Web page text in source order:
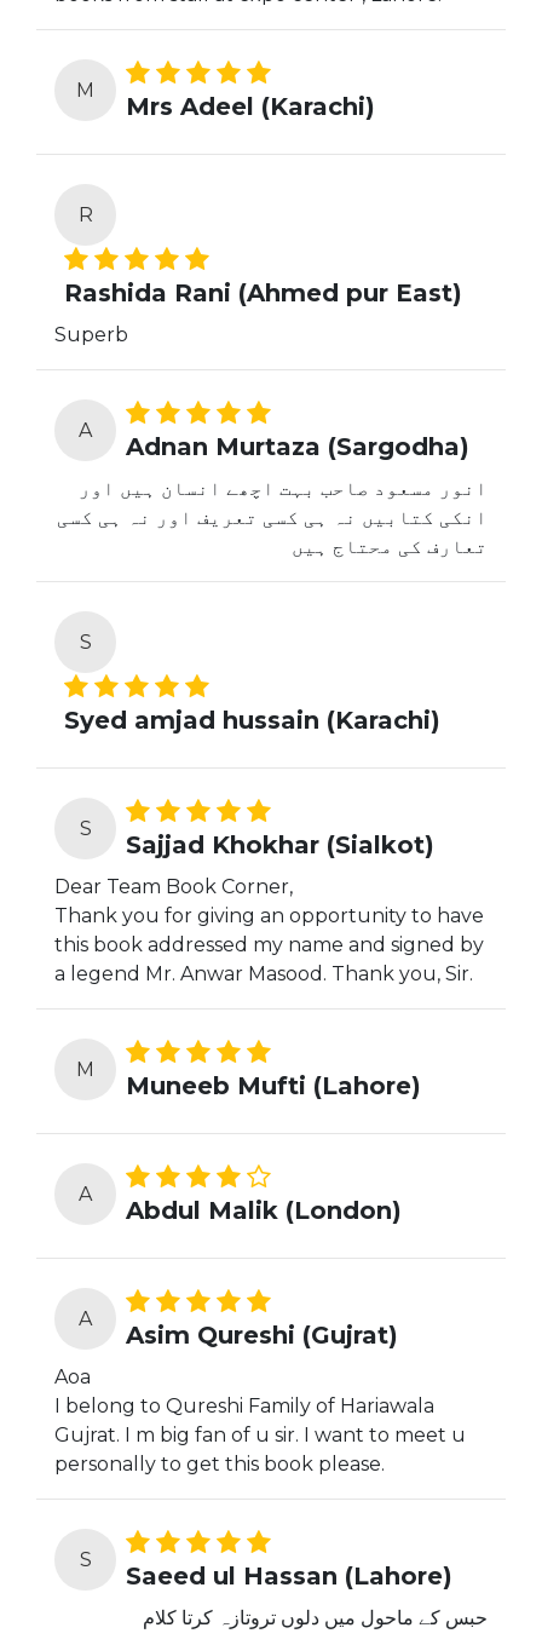
M
Mrs Adeel (Karachi)
R
Rashida Rani (Ahmed pur East)
Superb
A
Adnan Murtaza (Sargodha)
انور مسعود صاحب بہت اچھے انسان ہیں اور
انکی کتابیں نہ ہی کسی تعریف اور نہ ہی کسی
تعارف کی محتاج ہیں
S
Syed amjad hussain (Karachi)
S
Sajjad Khokhar (Sialkot)
Dear Team Book Corner,
Thank you for giving an opportunity to have
this book addressed my name and signed by
a legend Mr. Anwar Masood. Thank you, Sir.
M
Muneeb Mufti (Lahore)
A
Abdul Malik (London)
A
Asim Qureshi (Gujrat)
Aoa
I belong to Qureshi Family of Hariawala
Gujrat. I m big fan of u sir. I want to meet u
personally to get this book please.
S
Saeed ul Hassan (Lahore)
حبس کے ماحول میں دلوں تروتازہ کرتا کلام